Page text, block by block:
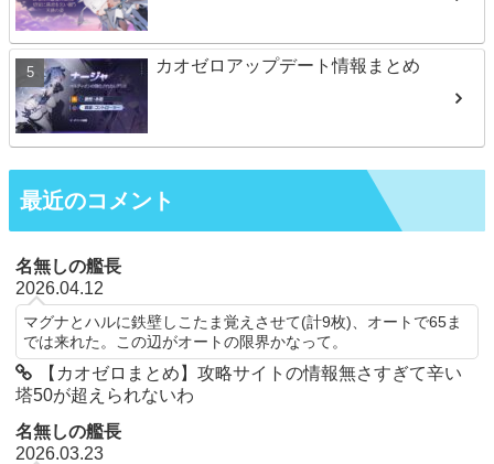
カオゼロアップデート情報まとめ
最近のコメント
名無しの艦長
2026.04.12
マグナとハルに鉄壁しこたま覚えさせて(計9枚)、オートで65ま
では来れた。この辺がオートの限界かなって。
【カオゼロまとめ】攻略サイトの情報無さすぎて辛い
塔50が超えられないわ
名無しの艦長
2026.03.23